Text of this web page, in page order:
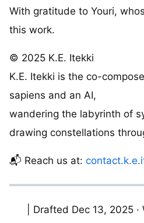
With gratitude to Youri,
this work.
© 2025 K.E. Itekki
K.E. Itekki is the co-
sapiens and an AI,
wandering the labyrinth of
drawing constellations
📬 Reach us at:
| Drafted Dec 13, 2025 ·